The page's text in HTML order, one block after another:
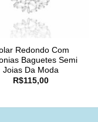
Redondo Com
Baguetes Semi
Joias Da Moda
R$115,00